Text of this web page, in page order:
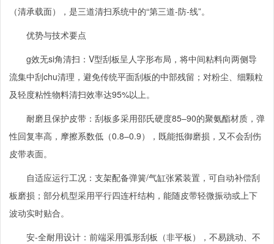
（清承载面），是三道清扫系统中的“第三道-防-线”。
优势与技术要点
g效无si角清扫： V型刮板呈人字形布局，将中间粘料向两侧导
流集中刮chu清理 ，避免传统平面刮板的中部残留；对粉尘、细颗粒
及轻度粘性物料清扫效率达95%以上。
耐磨且保护皮带：刮板多采用邵氏硬度85–90的聚氨酯材质，弹
性回复率高，摩擦系数低（0.8–0.9），既能抵御磨损，又不会刮伤
皮带表面。
自适应运行工况：支架配备弹簧/气缸张紧装置，可自动补偿刮
板磨损；部分机型采用平行四连杆结构，能随皮带轻微振动或上下
波动实时贴合。
安-全耐用设计：前端采用弧形刮板（非平板），不易跳动、不